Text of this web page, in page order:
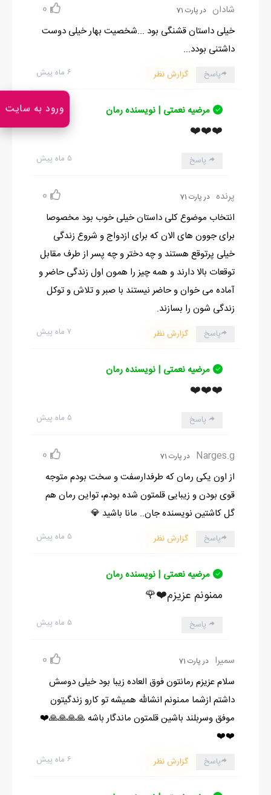
شادان در پارت 71 0
خیلی داستان قشنگی بود ...شخصیت بهار خیلی دوست
داشتنی بودد...
۶ ماه پیش پاسخ گزارش نظر
مرضیه نعمتی | نویسنده رمان
❤️❤️❤️
۵ ماه پیش پاسخ
پرنده در پارت 71 0
انتخاب موضوع کلی داستان خیلی خوب بود مخصوصا
برای جوون های الان که برای ازدواج و شروع زندگی
خیلی پرتوقع هستند و چه دختر و چه پسر از طرف مقابل
توقعات بالا دارند و همه چیز را همون اول زندگی حاضر و
آماده می خوان و حاضر نیستند با صبر و تلاش و توکل
زندگی شون را بسازند.
۷ ماه پیش پاسخ گزارش نظر
مرضیه نعمتی | نویسنده رمان
❤️❤️❤️
۵ ماه پیش پاسخ
Narges.g در پارت 71 0
از اون یکی رمان که طرفدارسفت و سخت بودم متوجه
قوی بودن و زیبایی قلمتون شده بودم، تواین رمان هم
گل کاشتین نویسنده جان.. مانا باشید 💎
۵ ماه پیش پاسخ گزارش نظر
مرضیه نعمتی | نویسنده رمان
ممنونم عزیزم❤️🌹
۵ ماه پیش پاسخ
سمیرا در پارت 71 0
سلام عزیزم رمانتون فوق العاده زیبا بود خیلی دوسش
داشتم ازشما ممنونم انشالله همیشه تو کارو زندگیتون
موفق وسربلند باشین قلمتون ماندگار باشه 🙏🙏🙏🙏❤️
❤️❤️
۶ ماه پیش پاسخ گزارش نظر
ورود به سایت